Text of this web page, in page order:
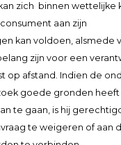
zich binnen wettelijke
aan zijn
kan voldoen, alsmede
zijn voor een
op afstand. Indien de
goede gronden
te gaan, is hij
te weigeren of aan